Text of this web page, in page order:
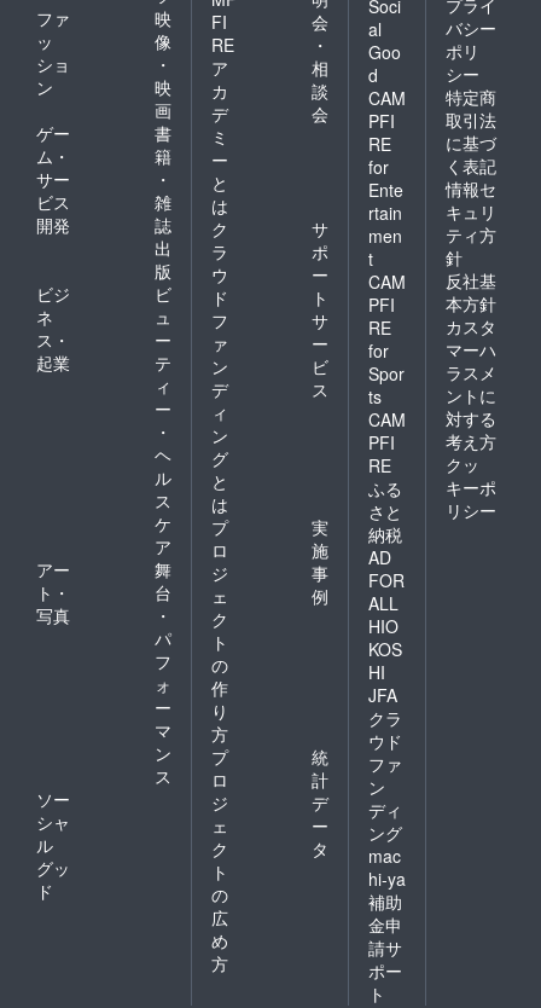
ファ
ッ
ショ
ン
映
像
・
映
画
ゲー
ム・
サー
ビス
開発
書
籍
・
雑
誌
出
版
ビジ
ネ
ス・
起業
ビ
ュ
ー
テ
ィ
ー
・
ヘ
ル
ス
ケ
ア
アー
ト・
写真
舞
台
・
パ
フ
ォ
ー
マ
ン
ス
ソー
シャ
ル
グッ
ド
FI
RE
ア
カ
デ
ミ
ー
と
は
会
・
相
談
会
ク
ラ
ウ
ド
フ
ァ
ン
デ
ィ
ン
グ
と
は
サ
ポ
ー
ト
サ
ー
ビ
ス
プ
ロ
ジ
ェ
ク
ト
の
作
り
方
実
施
事
例
プ
ロ
ジ
ェ
ク
ト
の
広
め
方
統
計
デ
ー
タ
Soci
al
Goo
d
CAM
PFI
RE
for
Ente
rtain
men
t
CAM
PFI
RE
for
Spor
ts
CAM
PFI
RE
ふる
さと
納税
AD
FOR
ALL
HIO
KOS
HI
JFA
クラ
ウド
ファ
ン
ディ
ング
mac
hi-ya
補助
金申
請サ
ポー
ト
プライ
バシー
ポリ
シー
特定商
取引法
に基づ
く表記
情報セ
キュリ
ティ方
針
反社基
本方針
カスタ
マーハ
ラスメ
ントに
対する
考え方
クッ
キーポ
リシー